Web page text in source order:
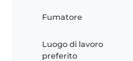
Fumatore
Luogo di lavoro
preferito